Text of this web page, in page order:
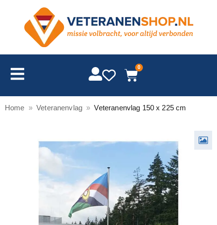
0
Home » Veteranenvlag » Veteranenvlag 150 x 225 cm